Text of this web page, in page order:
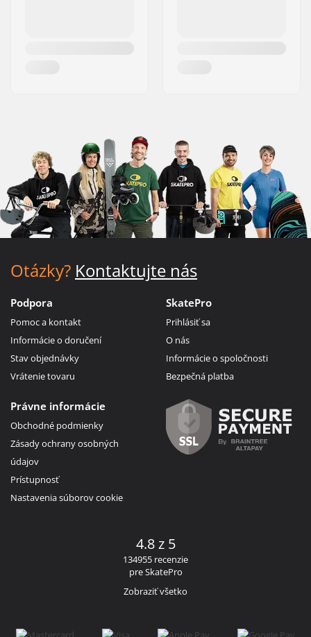
Otázky? Kontaktujte nás
Podpora
Pomoc a kontakt
Informácie o doručení
Stav objednávky
Vrátenie tovaru
SkatePro
Prihlásiť sa
O nás
Informácie o spoločnosti
Bezpečná platba
Právne informácie
Obchodné podmienky
Zásady ochrany osobných
údajov
Prístupnosť
Nastavenia súborov cookie
4.8 z 5
134955 recenzie
pre SkatePro
Zobraziť všetko